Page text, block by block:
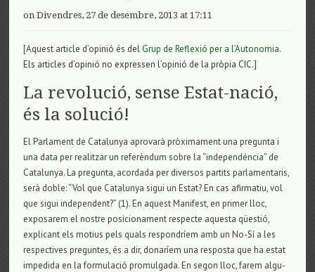
on Divendres, 27 de desembre, 2013 at 17:11
[Aquest article d’opinió és del Grup de Reflexió per a l’Auto­no­mia.
Els articles d’opinió no expressen l’opinió de la pròpia CIC.]
La revolució, sense Estat-nació,
és la solució!
El Par­la­ment de Cata­lu­nya apro­varà pròxima­ment una pre­gunta i
una data per rea­lit­zar un referèndum sobre la “inde­pendència” de
Cata­lu­nya. La pre­gunta, acor­dada per diver­sos par­tits par­la­men­ta­ris,
serà doble: “Vol que Cata­lu­nya sigui un Estat? En cas afir­ma­tiu, vol
que sigui inde­pen­dent?” (1). En aquest Mani­fest, en pri­mer lloc,
expo­sa­rem el nos­tre posi­ci­o­na­ment res­pecte aquesta qüestió,
expli­cant els motius pels quals res­pondríem amb un No-Sí a les
res­pec­ti­ves pre­gun­tes, és a dir, donaríem una res­posta que ha estat
impe­dida en la for­mu­lació pro­mul­gada. En segon lloc, farem algu­